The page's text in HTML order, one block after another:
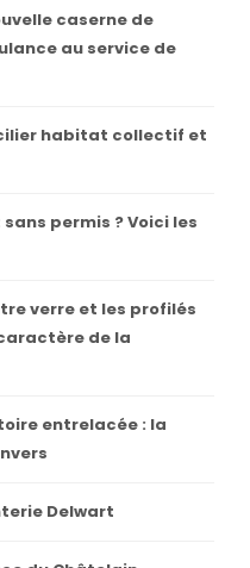
caserne de
au service de
habitat collectif et
permis ? Voici les
verre et les profilés
de la
entrelacée : la
Delwart